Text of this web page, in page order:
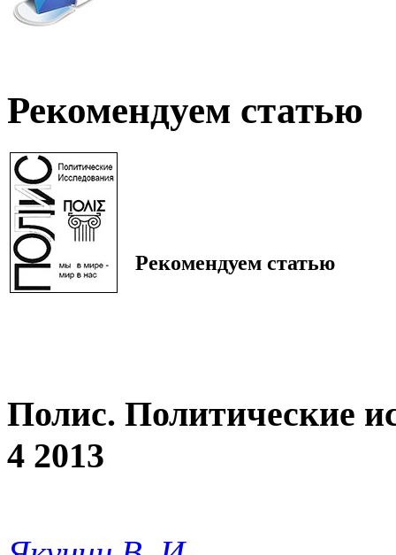
Рекомендуем статью
Рекомендуем статью
Полис. Политические
4 2013